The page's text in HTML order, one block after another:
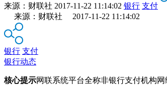
来源： 财联社 2017-11-22 11:14:02 银行 支付
来源：财联社 2017-11-22 11:14:02
银行 支付
银行动态
核心提示网联系统平台全称非银行支付机构